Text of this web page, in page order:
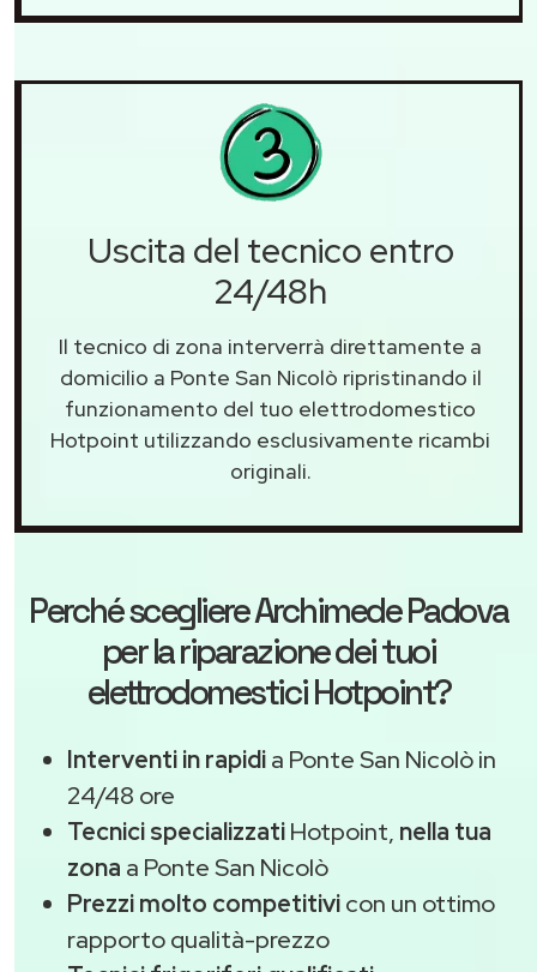
Uscita del tecnico entro
24/48h
Il tecnico di zona interverrà direttamente a
domicilio a Ponte San Nicolò ripristinando il
funzionamento del tuo elettrodomestico
Hotpoint utilizzando esclusivamente ricambi
originali.
Perché scegliereArchimede Padova
per la riparazione dei tuoi
elettrodomestici Hotpoint?
Interventi in rapidia Ponte San Nicolò in
24/48 ore
Tecnici specializzatiHotpoint, nella tua
zona a Ponte San Nicolò
Prezzi molto competitivicon un ottimo
rapporto qualità-prezzo